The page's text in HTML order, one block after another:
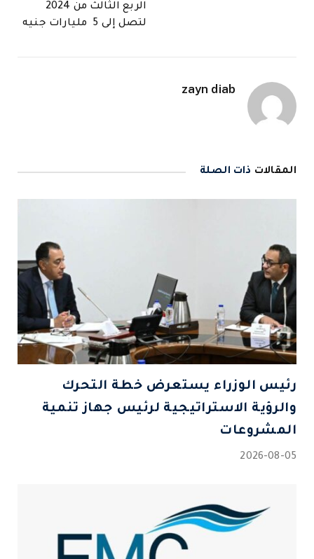
الربع الثالث من 2024
لتصل إلى 5 مليارات جنيه
zayn diab
المقالات ذات الصلة
رئيس الوزراء يستعرض خطة التحرك
والرؤية الاستراتيجية لرئيس جهاز تنمية
المشروعات
2026-08-05